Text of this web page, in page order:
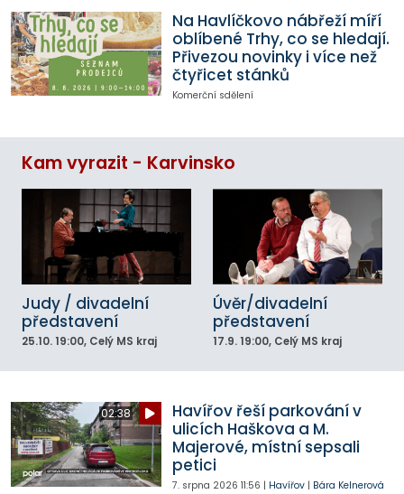
Na Havlíčkovo nábřeží míří
oblíbené Trhy, co se hledají.
Přivezou novinky i více než
čtyřicet stánků
Komerční sdělení
Kam vyrazit - Karvinsko
Judy / divadelní
představení
25.10. 19:00, Celý MS kraj
Úvěr/divadelní
představení
17.9. 19:00, Celý MS kraj
02:38
Havířov řeší parkování v
ulicích Haškova a M.
Majerové, místní sepsali
petici
7. srpna 2026 11:56 | Havířov| Bára Kelnerová